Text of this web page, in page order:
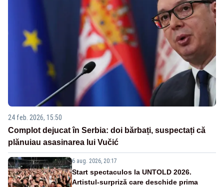
24 feb. 2026, 15:50
Complot dejucat în Serbia: doi bărbați, suspectați că
plănuiau asasinarea lui Vučić
6 aug. 2026, 20:17
Start spectaculos la UNTOLD 2026.
Artistul-surpriză care deschide prima